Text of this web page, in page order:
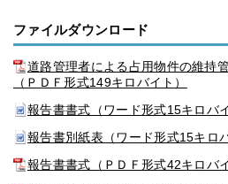
ファイルダウンロード
道路管理者による占用物件の維持
（ＰＤＦ形式149キロバイト）
報告書書式（ワード形式15キロバ
報告書別紙表（ワード形式15キロ
報告書書式（ＰＤＦ形式42キロバ